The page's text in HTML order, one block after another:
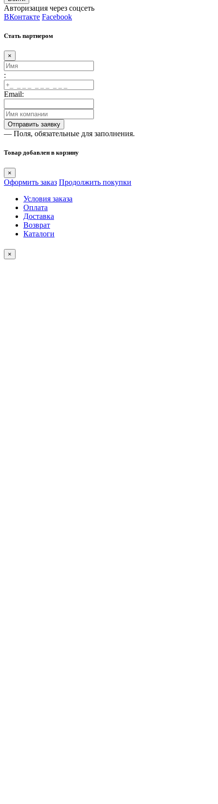
Авторизация через соцсеть
ВКонтакте Facebook
Стать партнером
×
:
Email:
— Поля, обязательные для заполнения.
Товар добавлен в корзину
×
Оформить заказ Продолжить покупки
Условия заказа
Оплата
Доставка
Возврат
Каталоги
×